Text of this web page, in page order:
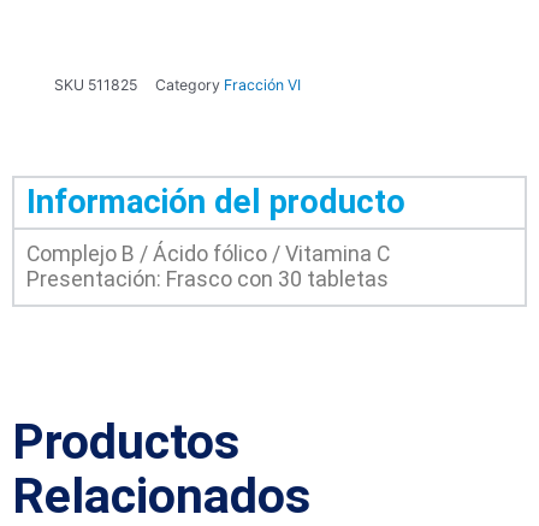
SKU 511825 Category Fracción VI
Información del producto
Complejo B / Ácido fólico / Vitamina C
Presentación: Frasco con 30 tabletas
Productos
Relacionados